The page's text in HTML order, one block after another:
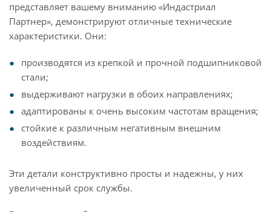
представляет вашему вниманию «Индастриал
Партнер», демонстрируют отличные технические
характеристики. Они:
производятся из крепкой и прочной подшипниковой
стали;
выдерживают нагрузки в обоих направлениях;
адаптированы к очень высоким частотам вращения;
стойкие к различным негативным внешним
воздействиям.
Эти детали конструктивно просты и надежны, у них
увеличенный срок службы.